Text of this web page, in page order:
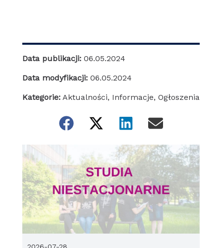
Data publikacji: 06.05.2024
Data modyfikacji: 06.05.2024
Kategorie: Aktualności, Informacje, Ogłoszenia